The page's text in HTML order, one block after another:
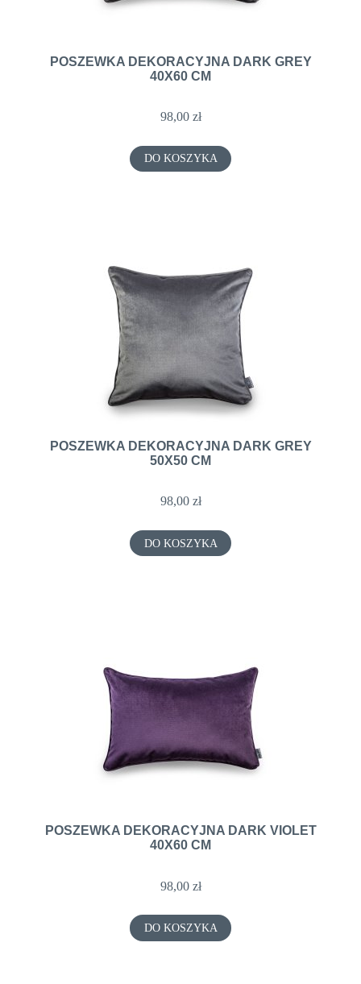
POSZEWKA DEKORACYJNA DARK GREY
40X60 CM
98,00 zł
DO KOSZYKA
POSZEWKA DEKORACYJNA DARK GREY
50X50 CM
98,00 zł
DO KOSZYKA
POSZEWKA DEKORACYJNA DARK VIOLET
40X60 CM
98,00 zł
DO KOSZYKA